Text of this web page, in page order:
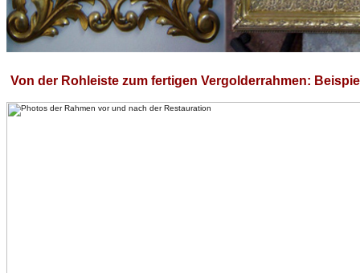
Von der Rohleiste zum fertigen Vergolderrahmen: